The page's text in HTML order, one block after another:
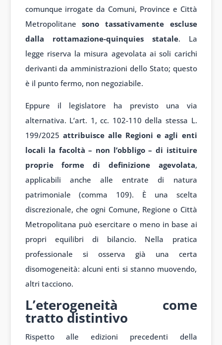
comunque irrogate da Comuni, Province e Città
Metropolitanesono tassativamente escluse
dalla rottamazione-quinquies statale. La
legge riserva la misura agevolata ai soli carichi
derivanti da amministrazioni dello Stato; questo
è il punto fermo, non negoziabile.
Eppure il legislatore ha previsto una via
alternativa. L’art. 1, cc. 102-110 della stessa L.
199/2025 attribuisce alle Regioni e agli enti
locali la facoltà – non l’obbligo – di istituire
proprie forme di definizione agevolata,
applicabili anche alle entrate di natura
patrimoniale (comma 109). È una scelta
discrezionale, che ogni Comune, Regione o Città
Metropolitana può esercitare o meno in base ai
propri equilibri di bilancio. Nella pratica
professionale si osserva già una certa
disomogeneità: alcuni enti si stanno muovendo,
altri tacciono.
L’eterogeneità come
tratto distintivo
Rispetto alle edizioni precedenti della